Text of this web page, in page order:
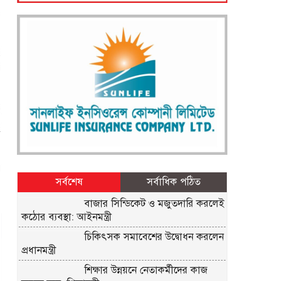
সর্বশেষ
সর্বাধিক পঠিত
বাজার সিন্ডিকেট ও মজুতদারি করলেই
কঠোর ব্যবস্থা: আইনমন্ত্রী
চিকিৎসক সমাবেশের উদ্বোধন করলেন
প্রধানমন্ত্রী
শিক্ষার উন্নয়নে নেতাকর্মীদের কাজ